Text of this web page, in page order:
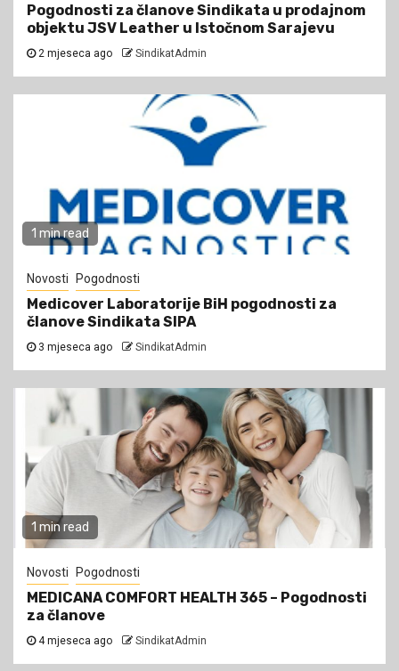
Pogodnosti za članove Sindikata u prodajnom
objektu JSV Leather u Istočnom Sarajevu
2 mjeseca ago SindikatAdmin
1 min read
Novosti Pogodnosti
Medicover Laboratorije BiH pogodnosti za
članove Sindikata SIPA
3 mjeseca ago SindikatAdmin
1 min read
Novosti Pogodnosti
MEDICANA COMFORT HEALTH 365 – Pogodnosti
za članove
4 mjeseca ago SindikatAdmin